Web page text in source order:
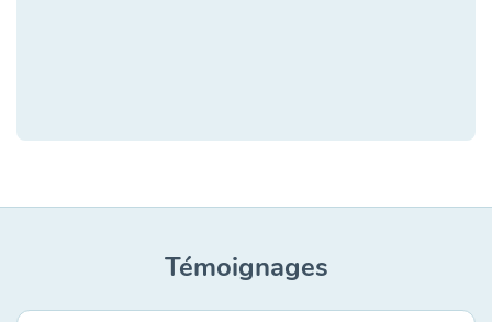
Témoignages